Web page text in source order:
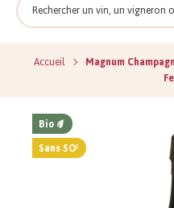
Rechercher
Accueil
Magnum
Bio
Sans SO²